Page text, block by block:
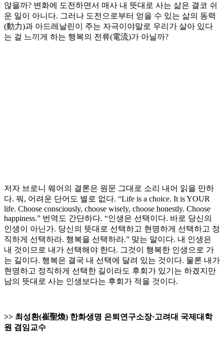
않을까? 변화에 도전하면서 매사 내 뜻대로 사는 삶은 결코 쉬
운 일이 아니다. 그러나 도전으로부터 얻을 수 있는 삶의 동력
(動力)과 아드레날린이 주는 자극이야말로 우리가 살아 있다
는 걸 느끼게 하는 행복의 전류(電流)가 아닐까?
저자 브로니 웨어의 결론은 원문 그대로 소리 내어 읽을 만하
다. 뭐, 어려운 단어도 별로 없다. “Life is a choice. It is YOUR
life. Choose consciously, choose wisely, choose honestly. Choose
happiness.” 번역도 간단하다. “인생은 선택이다. 바로 당신의
인생이 아닌가. 당신의 뜻대로 선택하고 현명하게 선택하고 정
직하게 선택하라. 행복을 선택하라.” 맞는 말이다. 내 인생은
내 것이므로 내가 선택해야 한다. 그것이 행복한 인생으로 가
는 길이다. 행복은 결국 내 선택에 달려 있는 것이다. 물론 내가
현명하고 정직하게 선택한 길이라도 후회가 있기는 하겠지만
남의 뜻대로 사는 인생보다는 후회가 적을 것이다.
>> 최성환(崔聖煥) 한화생명 은퇴연구소장·고려대 국제대학
원 겸임교수